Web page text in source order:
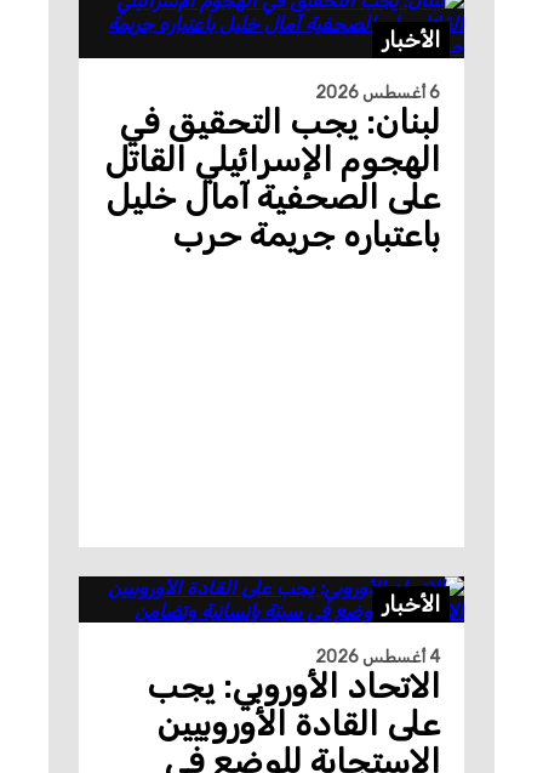
الأخبار
6 أغسطس 2026
لبنان: يجب التحقيق في
الهجوم الإسرائيلي القاتل
على الصحفية آمال خليل
باعتباره جريمة حرب
الأخبار
4 أغسطس 2026
الاتحاد الأوروبي: يجب
على القادة الأوروبيين
الاستجابة للوضع في